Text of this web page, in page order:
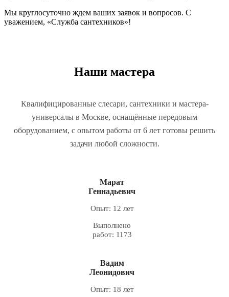
Мы круглосуточно ждем ваших заявок и вопросов. С
уважением, «Служба сантехников»!
Наши мастера
Квалифицированные слесари, сантехники и мастера-
универсалы в Москве, оснащённые передовым
оборудованием, с опытом работы от 6 лет готовы решить
задачи любой сложности.
Марат
Геннадьевич
Опыт: 12 лет
Выполнено
работ: 1173
Вадим
Леонидович
Опыт: 18 лет